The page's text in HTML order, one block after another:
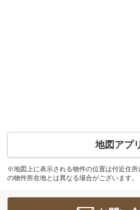
地図アプ
※地図上に表示される物件の位置は付近住
の物件所在地とは異なる場合がございます。